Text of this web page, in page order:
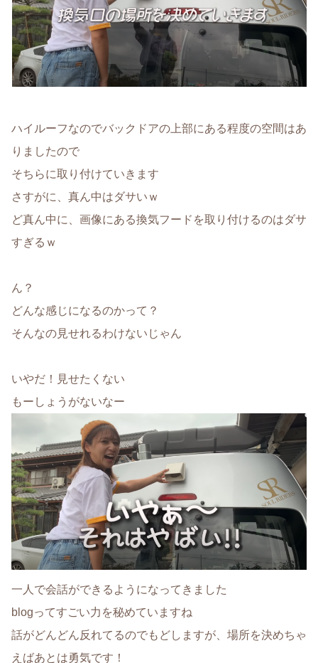
ハイルーフなのでバックドアの上部にある程度の空間はあ
りましたので
そちらに取り付けていきます
さすがに、真ん中はダサいｗ
ど真ん中に、画像にある換気フードを取り付けるのはダサ
すぎるｗ
ん？
どんな感じになるのかって？
そんなの見せれるわけないじゃん
いやだ！見せたくない
もーしょうがないなー
一人で会話ができるようになってきました
blogってすごい力を秘めていますね
話がどんどん反れてるのでもどしますが、場所を決めちゃ
えばあとは勇気です！